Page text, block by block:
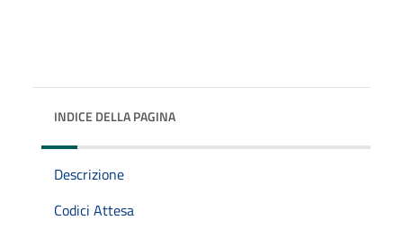
INDICE DELLA PAGINA
Descrizione
Codici Attesa